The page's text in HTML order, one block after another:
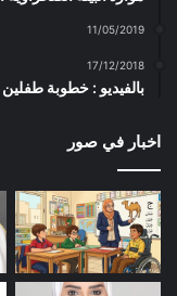
11/05/2019
17/12/2018
بالفيديو : خطوبة
اخبار في صور